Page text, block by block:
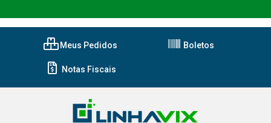
Meus Pedidos Boletos
Notas Fiscais